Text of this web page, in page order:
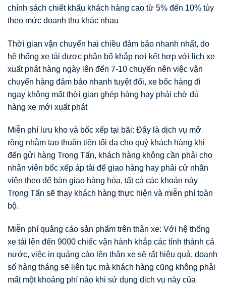
chính sách chiết khấu khách hàng cao từ 5% đến 10% tùy
theo mức doanh thu khác nhau
Thời gian vận chuyển hai chiều đảm bảo nhanh nhất, do
hệ thống xe tải được phân bổ khắp nơi kết hợp với lịch xe
xuất phát hàng ngày lên đến 7-10 chuyến nên việc vận
chuyển hàng đảm bảo nhanh tuyệt đối, xe bốc hàng đi
ngay không mất thời gian ghép hàng hay phải chờ đủ
hàng xe mới xuất phát
Miễn phí lưu kho và bốc xếp tại bãi: Đây là dịch vụ mở
rộng nhằm tạo thuận tiện tối đa cho quý khách hàng khi
đến gửi hàng Trọng Tấn, khách hàng không cần phải cho
nhân viên bốc xếp áp tải để giao hàng hay phải cử nhân
viên theo để bàn giao hàng hóa, tất cả các khoản này
Trọng Tấn sẽ thay khách hàng thực hiện và miễn phí toàn
bộ.
Miễn phí quảng cáo sản phẩm trên thân xe: Với hệ thống
xe tải lên đến 9000 chiếc vận hành khắp các tỉnh thành cả
nước, việc in quảng cáo lên thân xe sẽ rất hiệu quả, doanh
số hàng tháng sẽ liên tục mà khách hàng cũng không phải
mất một khoảng phí nào khi sử dụng dịch vụ này của